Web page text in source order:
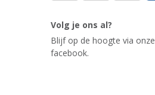
Volg je ons al?
Blijf op de hoogte via onze
facebook.